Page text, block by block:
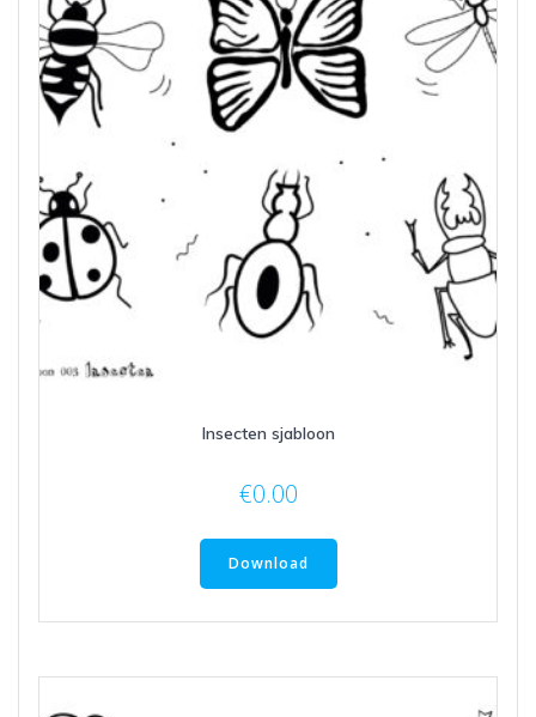
Insecten sjabloon
€0.00
Download